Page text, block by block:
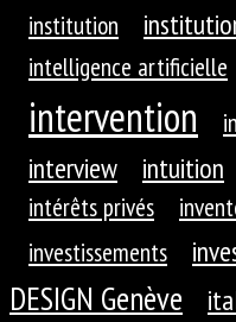
institution
intelligence artificielle
intervention
interview intuition
intérêts privés
investissements
DESIGN Genève